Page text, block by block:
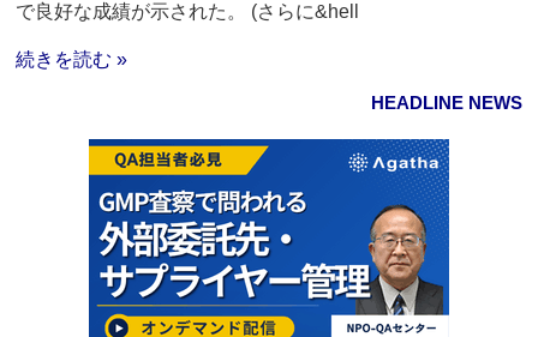
で良好な成績が示された。 (さらに&hell
続きを読む »
HEADLINE NEWS